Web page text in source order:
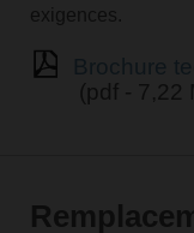
exigences.
(pdf - 7,22